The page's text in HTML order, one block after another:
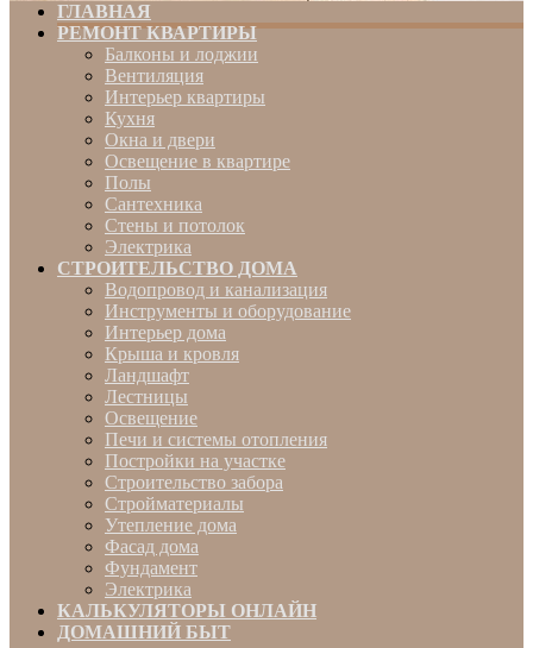
ГЛАВНАЯ
РЕМОНТ КВАРТИРЫ
Балконы и лоджии
Вентиляция
Интерьер квартиры
Кухня
Окна и двери
Освещение в квартире
Полы
Сантехника
Стены и потолок
Электрика
СТРОИТЕЛЬСТВО ДОМА
Водопровод и канализация
Инструменты и оборудование
Интерьер дома
Крыша и кровля
Ландшафт
Лестницы
Освещение
Печи и системы отопления
Постройки на участке
Строительство забора
Стройматериалы
Утепление дома
Фасад дома
Фундамент
Электрика
КАЛЬКУЛЯТОРЫ ОНЛАЙН
ДОМАШНИЙ БЫТ